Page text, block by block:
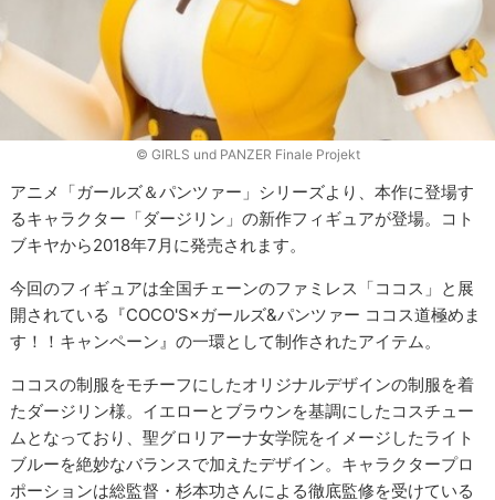
© GIRLS und PANZER Finale Projekt
アニメ「ガールズ＆パンツァー」シリーズより、本作に登場す
るキャラクター「ダージリン」の新作フィギュアが登場。コト
ブキヤから2018年7月に発売されます。
今回のフィギュアは全国チェーンのファミレス「ココス」と展
開されている『COCO'S×ガールズ&パンツァー ココス道極めま
す！！キャンペーン』の一環として制作されたアイテム。
ココスの制服をモチーフにしたオリジナルデザインの制服を着
たダージリン様。イエローとブラウンを基調にしたコスチュー
ムとなっており、聖グロリアーナ女学院をイメージしたライト
ブルーを絶妙なバランスで加えたデザイン。キャラクタープロ
ポーションは総監督・杉本功さんによる徹底監修を受けている